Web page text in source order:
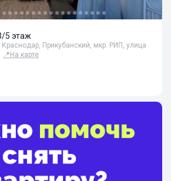
5 этаж
Прикубанский, мкр. РИП, улица
📍 На карте